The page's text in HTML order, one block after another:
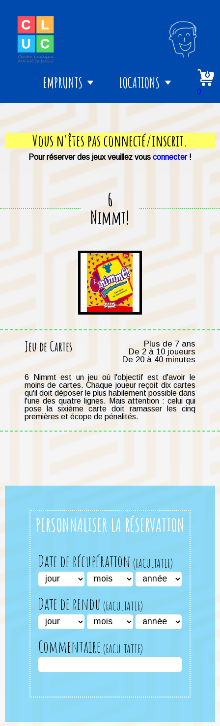
EMPRUNTS LOCATIONS
0
Vous n'êtes pas connecté/inscrit.
Pour réserver des jeux veuillez vous connecter!
6
Nimmt!
Jeu de Cartes
Plus de 7 ans
De 2 à 10 joueurs
De 20 à 40 minutes
6 Nimmt est un jeu où l'objectif est d'avoir le
moins de cartes. Chaque joueur reçoit dix cartes
qu'il doit déposer le plus habilement possible dans
l'une des quatre lignes. Mais attention : celui qui
pose la sixième carte doit ramasser les cinq
premières et écope de pénalités.
PERSONNALISER LA RÉSERVATION
Date de récupération
Date de rendu
Commentaire